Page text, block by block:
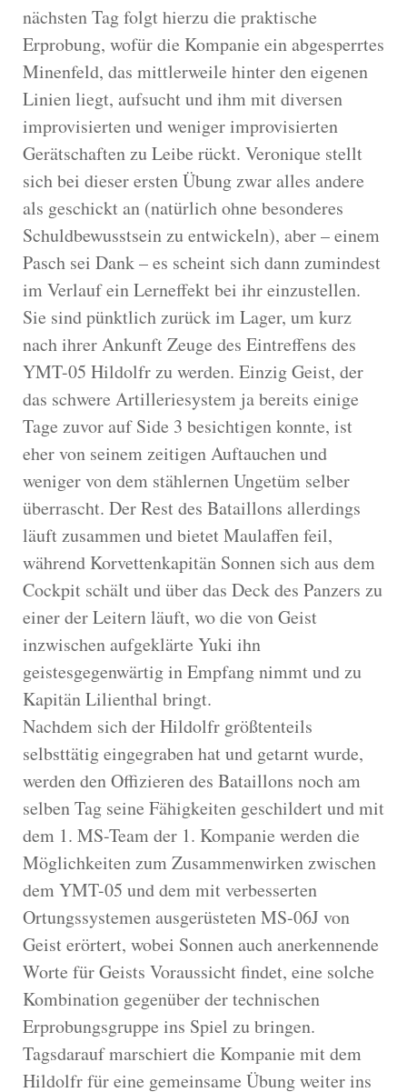
nächsten Tag folgt hierzu die praktische
Erprobung, wofür die Kompanie ein abgesperrtes
Minenfeld, das mittlerweile hinter den eigenen
Linien liegt, aufsucht und ihm mit diversen
improvisierten und weniger improvisierten
Gerätschaften zu Leibe rückt. Veronique stellt
sich bei dieser ersten Übung zwar alles andere
als geschickt an (natürlich ohne besonderes
Schuldbewusstsein zu entwickeln), aber – einem
Pasch sei Dank – es scheint sich dann zumindest
im Verlauf ein Lerneffekt bei ihr einzustellen.
Sie sind pünktlich zurück im Lager, um kurz
nach ihrer Ankunft Zeuge des Eintreffens des
YMT-05 Hildolfr zu werden. Einzig Geist, der
das schwere Artilleriesystem ja bereits einige
Tage zuvor auf Side 3 besichtigen konnte, ist
eher von seinem zeitigen Auftauchen und
weniger von dem stählernen Ungetüm selber
überrascht. Der Rest des Bataillons allerdings
läuft zusammen und bietet Maulaffen feil,
während Korvettenkapitän Sonnen sich aus dem
Cockpit schält und über das Deck des Panzers zu
einer der Leitern läuft, wo die von Geist
inzwischen aufgeklärte Yuki ihn
geistesgegenwärtig in Empfang nimmt und zu
Kapitän Lilienthal bringt.
Nachdem sich der Hildolfr größtenteils
selbsttätig eingegraben hat und getarnt wurde,
werden den Offizieren des Bataillons noch am
selben Tag seine Fähigkeiten geschildert und mit
dem 1. MS-Team der 1. Kompanie werden die
Möglichkeiten zum Zusammenwirken zwischen
dem YMT-05 und dem mit verbesserten
Ortungssystemen ausgerüsteten MS-06J von
Geist erörtert, wobei Sonnen auch anerkennende
Worte für Geists Voraussicht findet, eine solche
Kombination gegenüber der technischen
Erprobungsgruppe ins Spiel zu bringen.
Tagsdarauf marschiert die Kompanie mit dem
Hildolfr für eine gemeinsame Übung weiter ins